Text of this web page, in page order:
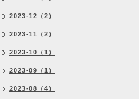
2023-12（2）
2023-11（2）
2023-10（1）
2023-09（1）
2023-08（4）